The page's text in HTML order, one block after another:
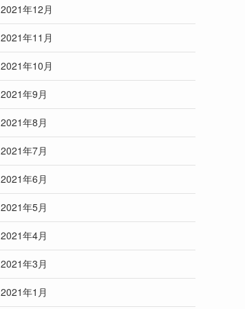
2021年12月
2021年11月
2021年10月
2021年9月
2021年8月
2021年7月
2021年6月
2021年5月
2021年4月
2021年3月
2021年1月